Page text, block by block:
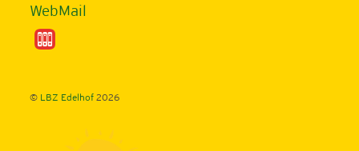
WebMail
© LBZ Edelhof2026